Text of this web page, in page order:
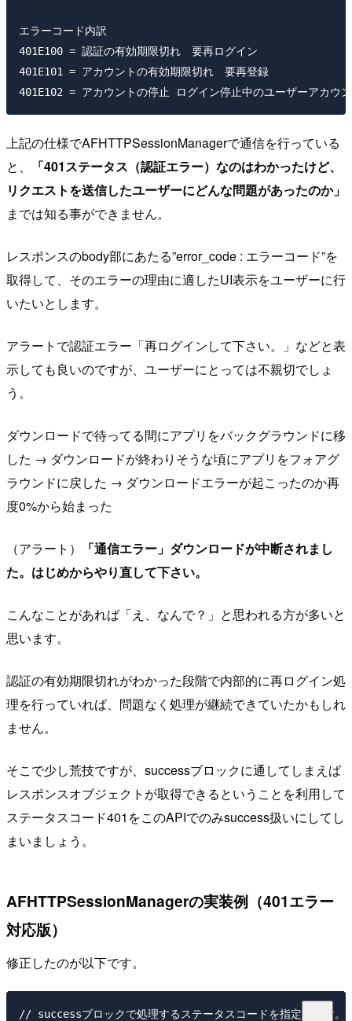
エラーコード内訳
401E100 = 認証の有効期限切れ　要再ログイン
401E101 = アカウントの有効期限切れ　要再登録
上記の仕様でAFHTTPSessionManagerで通信を行っている
と、
「401ステータス（認証エラー）なのはわかったけど、
リクエストを送信したユーザーにどんな問題があったのか」
までは知る事ができません。
レスポンスのbody部にあたる”error_code : エラーコード”を
取得して、そのエラーの理由に適したUI表示をユーザーに行
いたいとします。
アラートで認証エラー「再ログインして下さい。」などと表
示しても良いのですが、ユーザーにとっては不親切でしょ
う。
ダウンロードで待ってる間にアプリをバックグラウンドに移
した → ダウンロードが終わりそうな頃にアプリをフォアグ
ラウンドに戻した → ダウンロードエラーが起こったのか再
度0%から始まった
（アラート）
「通信エラー」ダウンロードが中断されまし
た。はじめからやり直して下さい。
こんなことがあれば「え、なんで？」と思われる方が多いと
思います。
認証の有効期限切れがわかった段階で内部的に再ログイン処
理を行っていれば、問題なく処理が継続できていたかもしれ
ません。
そこで少し荒技ですが、successブロックに通してしまえば
レスポンスオブジェクトが取得できるということを利用して
ステータスコード401をこのAPIでのみsuccess扱いにしてし
まいましょう。
AFHTTPSessionManagerの実装例（401エラー
対応版）
修正したのが以下です。
// successブロックで処理するステータスコードを指定します。